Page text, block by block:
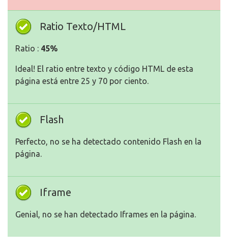
Ratio Texto/HTML
Ratio : 45%
Ideal! El ratio entre texto y código HTML de esta
página está entre 25 y 70 por ciento.
Flash
Perfecto, no se ha detectado contenido Flash en la
página.
Iframe
Genial, no se han detectado Iframes en la página.